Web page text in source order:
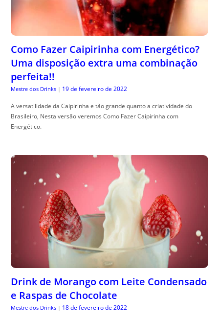
Como Fazer Caipirinha com Energético?
Uma disposição extra uma combinação
perfeita!!
Mestre dos Drinks | 19 de fevereiro de 2022
A versatilidade da Caipirinha e tão grande quanto a criatividade do
Brasileiro, Nesta versão veremos Como Fazer Caipirinha com
Energético.
Drink de Morango com Leite Condensado
e Raspas de Chocolate
Mestre dos Drinks | 18 de fevereiro de 2022